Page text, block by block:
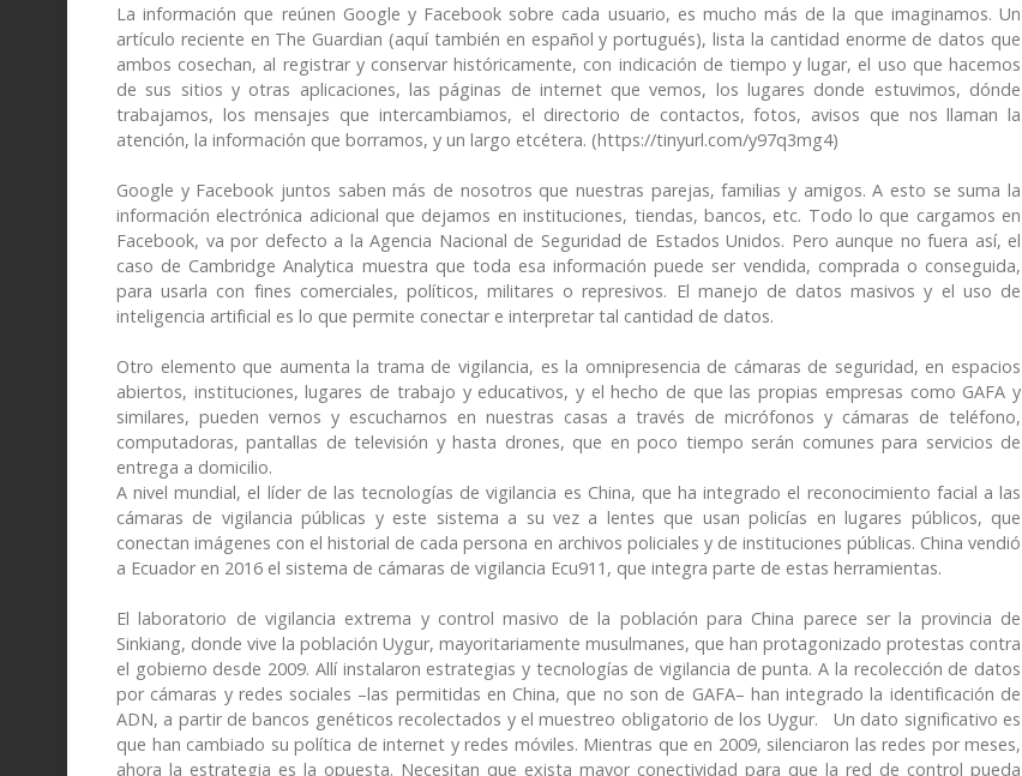
La información que reúnen Google y Facebook sobre cada usuario, es mucho más de la que imaginamos. Un
artículo reciente en The Guardian (aquí también en español y portugués), lista la cantidad enorme de datos que
ambos cosechan, al registrar y conservar históricamente, con indicación de tiempo y lugar, el uso que hacemos
de sus sitios y otras aplicaciones, las páginas de internet que vemos, los lugares donde estuvimos, dónde
trabajamos, los mensajes que intercambiamos, el directorio de contactos, fotos, avisos que nos llaman la
atención, la información que borramos, y un largo etcétera. (https://tinyurl.com/y97q3mg4)
Google y Facebook juntos saben más de nosotros que nuestras parejas, familias y amigos. A esto se suma la
información electrónica adicional que dejamos en instituciones, tiendas, bancos, etc. Todo lo que cargamos en
Facebook, va por defecto a la Agencia Nacional de Seguridad de Estados Unidos. Pero aunque no fuera así, el
caso de Cambridge Analytica muestra que toda esa información puede ser vendida, comprada o conseguida,
para usarla con fines comerciales, políticos, militares o represivos. El manejo de datos masivos y el uso de
inteligencia artificial es lo que permite conectar e interpretar tal cantidad de datos.
Otro elemento que aumenta la trama de vigilancia, es la omnipresencia de cámaras de seguridad, en espacios
abiertos, instituciones, lugares de trabajo y educativos, y el hecho de que las propias empresas como GAFA y
similares, pueden vernos y escucharnos en nuestras casas a través de micrófonos y cámaras de teléfono,
computadoras, pantallas de televisión y hasta drones, que en poco tiempo serán comunes para servicios de
entrega a domicilio.
A nivel mundial, el líder de las tecnologías de vigilancia es China, que ha integrado el reconocimiento facial a las
cámaras de vigilancia públicas y este sistema a su vez a lentes que usan policías en lugares públicos, que
conectan imágenes con el historial de cada persona en archivos policiales y de instituciones públicas. China vendió
a Ecuador en 2016 el sistema de cámaras de vigilancia Ecu911, que integra parte de estas herramientas.
El laboratorio de vigilancia extrema y control masivo de la población para China parece ser la provincia de
Sinkiang, donde vive la población Uygur, mayoritariamente musulmanes, que han protagonizado protestas contra
el gobierno desde 2009. Allí instalaron estrategias y tecnologías de vigilancia de punta. A la recolección de datos
por cámaras y redes sociales –las permitidas en China, que no son de GAFA– han integrado la identificación de
ADN, a partir de bancos genéticos recolectados y el muestreo obligatorio de los Uygur. Un dato significativo es
que han cambiado su política de internet y redes móviles. Mientras que en 2009, silenciaron las redes por meses,
ahora la estrategia es la opuesta. Necesitan que exista mayor conectividad para que la red de control pueda